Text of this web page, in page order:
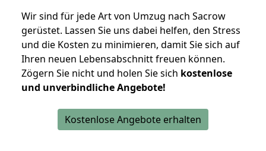
Wir sind für jede Art von Umzug nach Sacrow
gerüstet. Lassen Sie uns dabei helfen, den Stress
und die Kosten zu minimieren, damit Sie sich auf
Ihren neuen Lebensabschnitt freuen können.
Zögern Sie nicht und holen Sie sich kostenlose
und unverbindliche Angebote!
Kostenlose Angebote erhalten